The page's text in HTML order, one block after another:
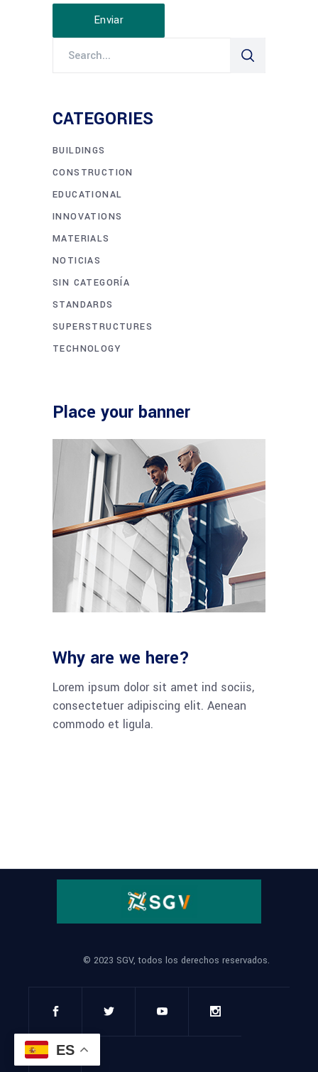
Enviar
CATEGORIES
BUILDINGS
CONSTRUCTION
EDUCATIONAL
INNOVATIONS
MATERIALS
NOTICIAS
SIN CATEGORÍA
STANDARDS
SUPERSTRUCTURES
TECHNOLOGY
Place your banner
Why are we here?
Lorem ipsum dolor sit amet ind sociis,
consectetuer adipiscing elit. Aenean
commodo et ligula.
© 2023 SGV, todos los derechos reservados.
ES